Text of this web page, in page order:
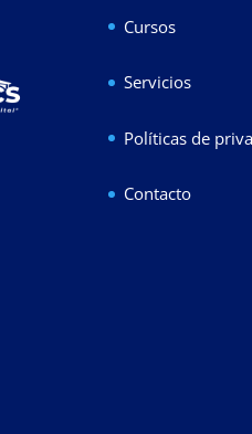
Cursos
Servicios
Políticas de
Contacto